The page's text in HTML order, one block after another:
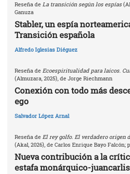
Reseña de La transición según los espías
Ganuza
Stabler, un espía
Transición española
Alfredo Iglesias Diéguez
Reseña de Ecoespiritualidad para laicos.
(Almuzara, 2025), de Jorge Riechmann
Conexión con todo más
ego
Salvador López Arnal
Reseña de El rey golfo. El verdadero origen
(Akal, 2026), de Carlos Enrique Bayo Falcón;
Nueva contribución a la
estafa monárquico-